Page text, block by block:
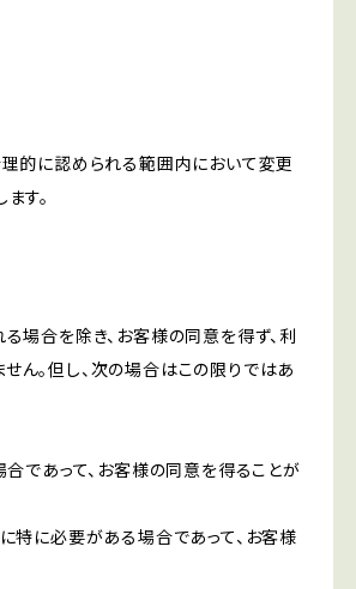
的に認められる範囲内において変更
す。
場合を除き、お客様の同意を得ず、利
。但し、次の場合はこの限りではあ
であって、お客様の同意を得ることが
特に必要がある場合であって、お客様